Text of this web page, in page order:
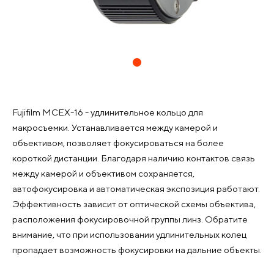
Fujifilm MCEX-16 - удлинительное кольцо для
макросъемки. Устанавливается между камерой и
объективом, позволяет фокусироваться на более
короткой дистанции. Благодаря наличию контактов связь
между камерой и объективом сохраняется,
автофокусировка и автоматическая экспозиция работают.
Эффективность зависит от оптической схемы объектива,
расположения фокусировочной группы линз. Обратите
внимание, что при использовании удлинительных колец
пропадает возможность фокусировки на дальние объекты.